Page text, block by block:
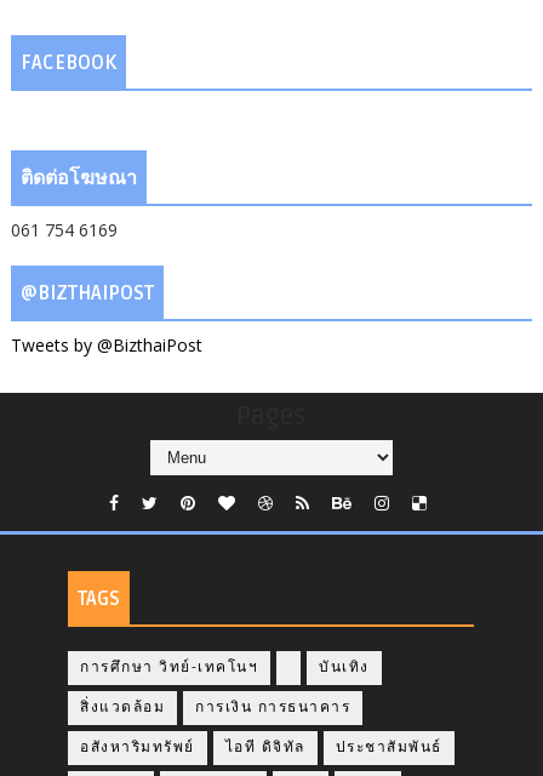
FACEBOOK
ติดต่อโฆษณา
061 754 6169
@BIZTHAIPOST
Tweets by @BizthaiPost
TAGS
การศึกษา วิทย์-เทคโนฯ บันเทิง
สิ่งแวดล้อม การเงิน การธนาคาร
อสังหาริมทรัพย์ ไอที ดิจิทัล ประชาสัมพันธ์